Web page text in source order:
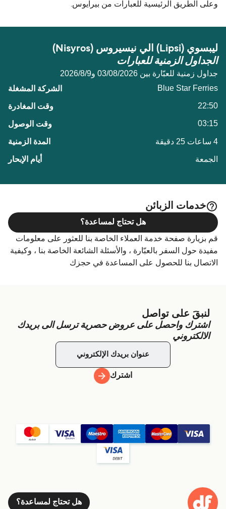
وعلى الطريق الرئيسية للعبارات من بيرايوس.
ليبسوي (Lipsi) الي نيسيروس (Nisyros)
الجداول الزمنية للعبارات
جداول زمنية للعبّارة بين 03/08/2026 و9‏/8‏/2026
Blue Star Ferries
22:50
03:15
4 ساعات 25 دقيقة
الجمعة
خدمات الزبائن
قم بزيارة صفحة خدمة العملاء الخاصة بنا للعثور على معلومات
مفيدة حول السفر بالعبّارة ، والأسئلة الشائعة الخاصة بنا ، وكيفية
الاتصال بنا للحصول على المساعدة في حجزك
هل تحتاج لمساعدة؟
لنبقَ على تواصل
اشترك واحصل على عروض حصرية ترسل الى بريدك
الالكتروني
اشترك
هل تحتاج لمساعدة؟